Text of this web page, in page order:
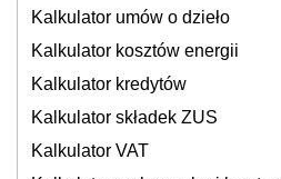
Kalkulator umów o dzieło
Kalkulator kosztów energii
Kalkulator kredytów
Kalkulator składek ZUS
Kalkulator VAT